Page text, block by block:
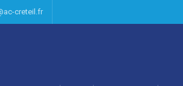
creteil.fr